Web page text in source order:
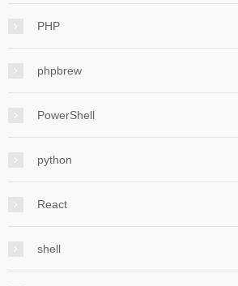
PHP
phpbrew
PowerShell
python
React
shell